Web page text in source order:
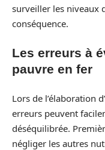
surveiller les niveaux
conséquence.
Les erreurs à
pauvre en fer
Lors de l’élaboration
erreurs peuvent
déséquilibrée.
négliger les autres